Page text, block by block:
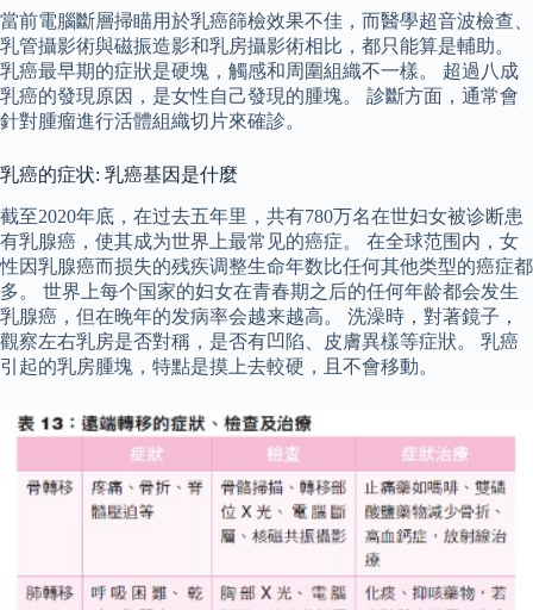
當前電腦斷層掃瞄用於乳癌篩檢效果不佳，而醫學超音波檢查、
乳管攝影術與磁振造影和乳房攝影術相比，都只能算是輔助。
乳癌最早期的症狀是硬塊，觸感和周圍組織不一樣。 超過八成
乳癌的發現原因，是女性自己發現的腫塊。 診斷方面，通常會
針對腫瘤進行活體組織切片來確診。
乳癌的症状: 乳癌基因是什麼
截至2020年底，在过去五年里，共有780万名在世妇女被诊断患
有乳腺癌，使其成为世界上最常见的癌症。 在全球范围内，女
性因乳腺癌而损失的残疾调整生命年数比任何其他类型的癌症都
多。 世界上每个国家的妇女在青春期之后的任何年龄都会发生
乳腺癌，但在晚年的发病率会越来越高。 洗澡時，對著鏡子，
觀察左右乳房是否對稱，是否有凹陷、皮膚異樣等症狀。 乳癌
引起的乳房腫塊，特點是摸上去較硬，且不會移動。